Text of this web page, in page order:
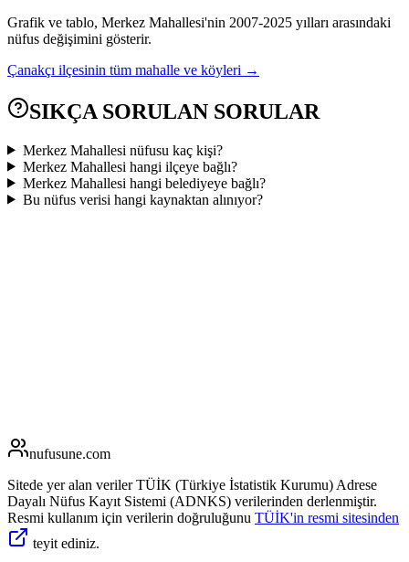
Grafik ve tablo, Merkez Mahallesi'nin 2007-2025 yılları arasındaki
nüfus değişimini gösterir.
Çanakçı ilçesinin tüm mahalle ve köyleri →
SIKÇA SORULAN SORULAR
Merkez Mahallesi nüfusu kaç kişi?
Merkez Mahallesi hangi ilçeye bağlı?
Merkez Mahallesi hangi belediyeye bağlı?
Bu nüfus verisi hangi kaynaktan alınıyor?
nufusune.com
Sitede yer alan veriler TÜİK (Türkiye İstatistik Kurumu) Adrese
Dayalı Nüfus Kayıt Sistemi (ADNKS) verilerinden derlenmiştir.
Resmi kullanım için verilerin doğruluğunu TÜİK'in resmi sitesinden
teyit ediniz.